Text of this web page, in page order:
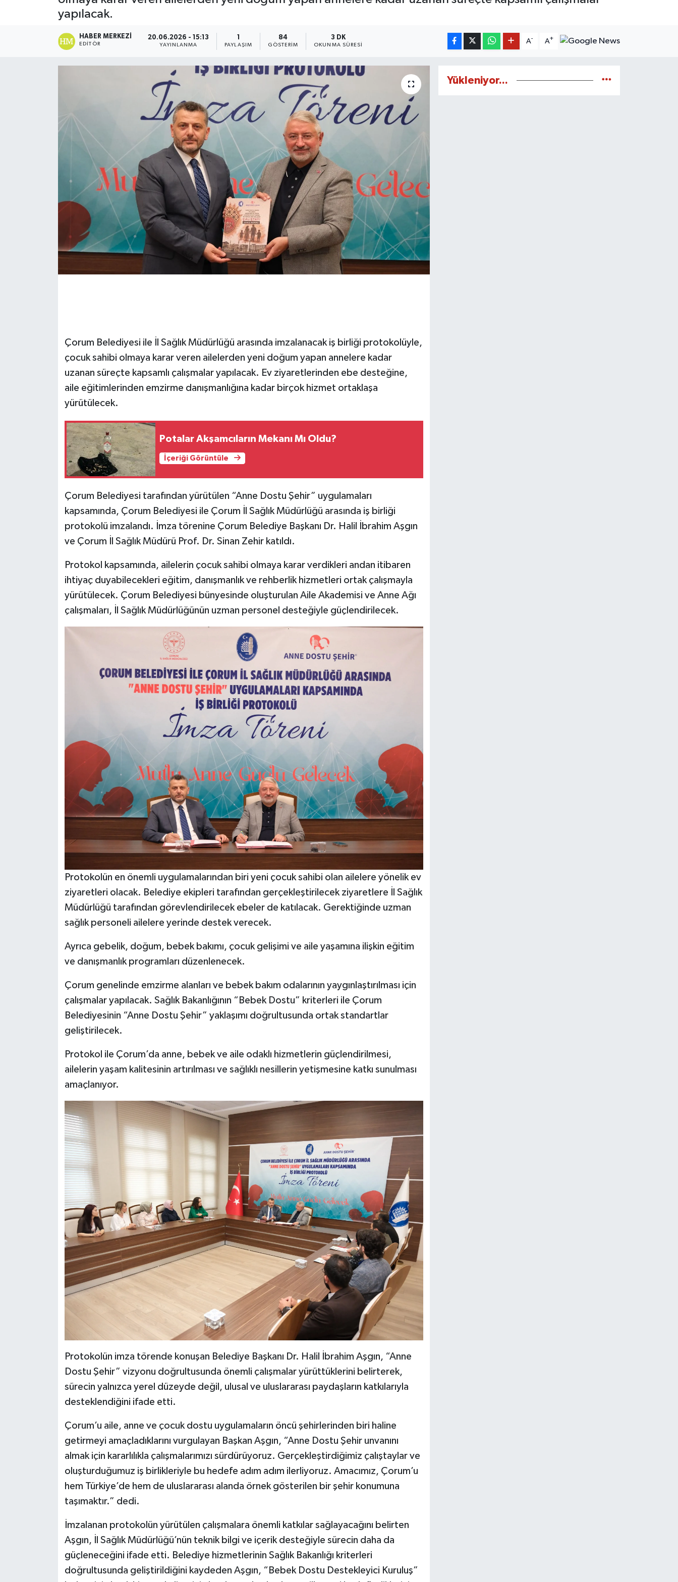
yapılacak.
HABER MERKEZI
EDITÖR
20.06.2026 - 15:13
YAYINLANMA
1
PAYLAŞIM
84
GÖSTERIM
3 DK
OKUNMA SÜRESI
A- A+
Çorum Belediyesi ile İl Sağlık Müdürlüğü arasında imzalanacak iş birliği protokolüyle,
çocuk sahibi olmaya karar veren ailelerden yeni doğum yapan annelere kadar
uzanan süreçte kapsamlı çalışmalar yapılacak. Ev ziyaretlerinden ebe desteğine,
aile eğitimlerinden emzirme danışmanlığına kadar birçok hizmet ortaklaşa
yürütülecek.
Potalar Akşamcıların Mekanı Mı Oldu?
İçeriği Görüntüle
Çorum Belediyesi tarafından yürütülen “Anne Dostu Şehir” uygulamaları
kapsamında, Çorum Belediyesi ile Çorum İl Sağlık Müdürlüğü arasında iş birliği
protokolü imzalandı. İmza törenine Çorum Belediye Başkanı Dr. Halil İbrahim Aşgın
ve Çorum İl Sağlık Müdürü Prof. Dr. Sinan Zehir katıldı.
Protokol kapsamında, ailelerin çocuk sahibi olmaya karar verdikleri andan itibaren
ihtiyaç duyabilecekleri eğitim, danışmanlık ve rehberlik hizmetleri ortak çalışmayla
yürütülecek. Çorum Belediyesi bünyesinde oluşturulan Aile Akademisi ve Anne Ağı
çalışmaları, İl Sağlık Müdürlüğünün uzman personel desteğiyle güçlendirilecek.
Protokolün en önemli uygulamalarından biri yeni çocuk sahibi olan ailelere yönelik ev
ziyaretleri olacak. Belediye ekipleri tarafından gerçekleştirilecek ziyaretlere İl Sağlık
Müdürlüğü tarafından görevlendirilecek ebeler de katılacak. Gerektiğinde uzman
sağlık personeli ailelere yerinde destek verecek.
Ayrıca gebelik, doğum, bebek bakımı, çocuk gelişimi ve aile yaşamına ilişkin eğitim
ve danışmanlık programları düzenlenecek.
Çorum genelinde emzirme alanları ve bebek bakım odalarının yaygınlaştırılması için
çalışmalar yapılacak. Sağlık Bakanlığının “Bebek Dostu” kriterleri ile Çorum
Belediyesinin “Anne Dostu Şehir” yaklaşımı doğrultusunda ortak standartlar
geliştirilecek.
Protokol ile Çorum’da anne, bebek ve aile odaklı hizmetlerin güçlendirilmesi,
ailelerin yaşam kalitesinin artırılması ve sağlıklı nesillerin yetişmesine katkı sunulması
amaçlanıyor.
Protokolün imza törende konuşan Belediye Başkanı Dr. Halil İbrahim Aşgın, “Anne
Dostu Şehir” vizyonu doğrultusunda önemli çalışmalar yürüttüklerini belirterek,
sürecin yalnızca yerel düzeyde değil, ulusal ve uluslararası paydaşların katkılarıyla
desteklendiğini ifade etti.
Çorum’u aile, anne ve çocuk dostu uygulamaların öncü şehirlerinden biri haline
getirmeyi amaçladıklarını vurgulayan Başkan Aşgın, “Anne Dostu Şehir unvanını
almak için kararlılıkla çalışmalarımızı sürdürüyoruz. Gerçekleştirdiğimiz çalıştaylar ve
oluşturduğumuz iş birlikleriyle bu hedefe adım adım ilerliyoruz. Amacımız, Çorum’u
hem Türkiye’de hem de uluslararası alanda örnek gösterilen bir şehir konumuna
taşımaktır.” dedi.
İmzalanan protokolün yürütülen çalışmalara önemli katkılar sağlayacağını belirten
Aşgın, İl Sağlık Müdürlüğü’nün teknik bilgi ve içerik desteğiyle sürecin daha da
güçleneceğini ifade etti. Belediye hizmetlerinin Sağlık Bakanlığı kriterleri
doğrultusunda geliştirildiğini kaydeden Aşgın, “Bebek Dostu Destekleyici Kuruluş”
Yükleniyor...